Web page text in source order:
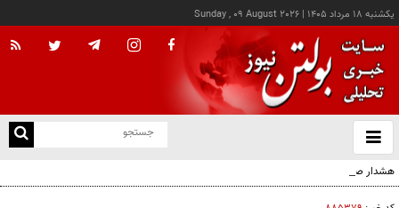
يکشنبه ۱۸ مرداد ۱۴۰۵ |
Sunday , 09 August 2026
باز
و
هشدار صنعا به عربستان: وقت تلف نکنید